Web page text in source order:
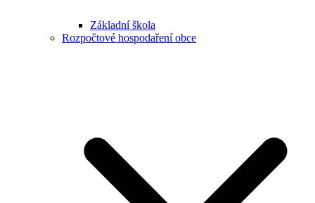
Základní škola
Rozpočtové hospodaření obce